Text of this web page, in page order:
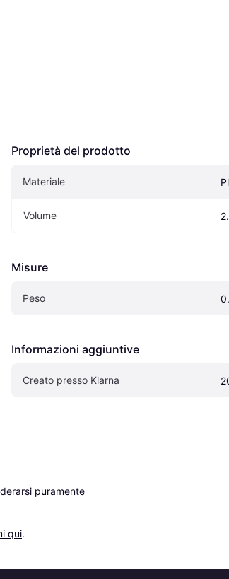
Proprietà del prodotto
Materiale
Volume
Misure
Peso
Informazioni aggiuntive
Creato presso Klarna
puramente
qui.